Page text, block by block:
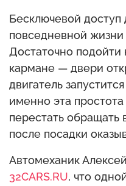
Бесключевой доступ
повседневной
Достаточно
кармане — двери
двигатель
именно эта простота
перестать обращать
после посадки
Автомеханик
32CARS.RU, что